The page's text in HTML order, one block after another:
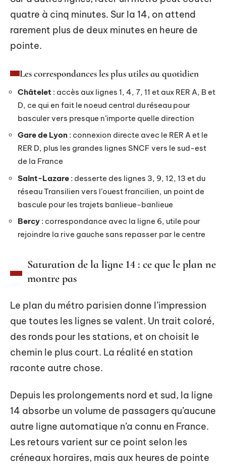
quatre à cinq minutes. Sur la 14, on attend
rarement plus de deux minutes en heure de
pointe.
Les correspondances les plus utiles au quotidien
Châtelet : accès aux lignes 1, 4, 7, 11 et aux RER A, B et
D, ce qui en fait le noeud central du réseau pour
basculer vers presque n’importe quelle direction
Gare de Lyon : connexion directe avec le RER A et le
RER D, plus les grandes lignes SNCF vers le sud-est
de la France
Saint-Lazare : desserte des lignes 3, 9, 12, 13 et du
réseau Transilien vers l’ouest francilien, un point de
bascule pour les trajets banlieue-banlieue
Bercy : correspondance avec la ligne 6, utile pour
rejoindre la rive gauche sans repasser par le centre
Saturation de la ligne 14 : ce que le plan ne
montre pas
Le plan du métro parisien donne l’impression
que toutes les lignes se valent. Un trait coloré,
des ronds pour les stations, et on choisit le
chemin le plus court. La réalité en station
raconte autre chose.
Depuis les prolongements nord et sud, la ligne
14 absorbe un volume de passagers qu’aucune
autre ligne automatique n’a connu en France.
Les retours varient sur ce point selon les
créneaux horaires, mais aux heures de pointe